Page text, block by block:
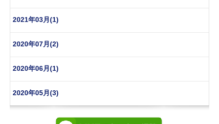
2021年03月(1)
2020年07月(2)
2020年06月(1)
2020年05月(3)